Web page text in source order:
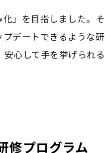
」を目指しました。そ
デートできるような研
心して手を挙げられる
修プログラム